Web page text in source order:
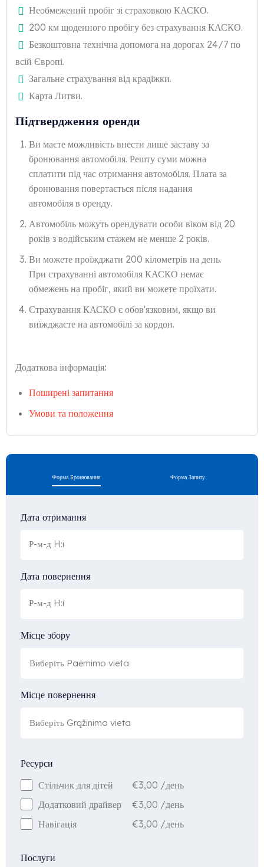
Необмежений пробіг зі страховкою КАСКО.
200 км щоденного пробігу без страхування КАСКО.
Безкоштовна технічна допомога на дорогах 24/7 по
всій Європі.
Загальне страхування від крадіжки.
Карта Литви.
Підтвердження оренди
Ви маєте можливість внести лише заставу за
бронювання автомобіля. Решту суми можна
сплатити під час отримання автомобіля. Плата за
бронювання повертається після надання
автомобіля в оренду.
Автомобіль можуть орендувати особи віком від 20
років з водійським стажем не менше 2 років.
Ви можете проїжджати 200 кілометрів на день.
При страхуванні автомобіля КАСКО немає
обмежень на пробіг, який ви можете проїхати.
Страхування КАСКО є обов'язковим, якщо ви
виїжджаєте на автомобілі за кордон.
Додаткова інформація:
Поширені запитання
Умови та положення
Форма Бронювання Форма Запиту
Дата отримання
Дата повернення
Місце збору
Місце повернення
Ресурси
Стільчик для дітей
€3,00 /день
Додатковий драйвер
€3,00 /день
Навігація
€3,00 /день
Послуги